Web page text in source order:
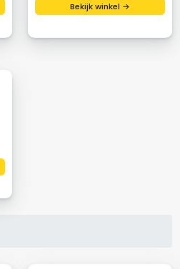
Bekijk winkel →